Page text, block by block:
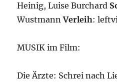
Heinig, Luise Burchard
WustmannVerleih:
MUSIK im Film:
Die Ärzte: Schrei nach